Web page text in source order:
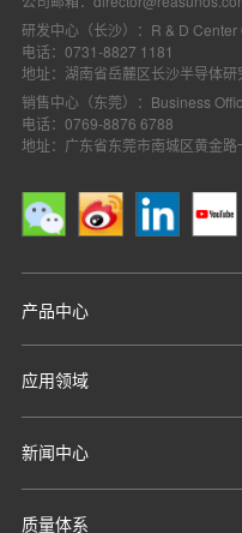
研发中心（长沙）：R & D
电话：0731-8827 1181
地址：湖南省岳麓区长沙半导体
销售中心（东莞）：Business
电话：0769-8876 6788
地址：广东省东莞市南城区黄金
产品中心
应用领域
新闻中心
质量体系